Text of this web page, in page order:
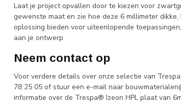
Laat je project opvallen door te kiezen voor
gewenste maat en zie hoe deze 6 millimeter
oplossing bieden voor uiteenlopende
aan je ontwerp.
Neem contact op
Voor verdere details over onze selectie van
78 25 05 of stuur een e-mail naar
informatie over de Trespa® Izeon HPL plaat van